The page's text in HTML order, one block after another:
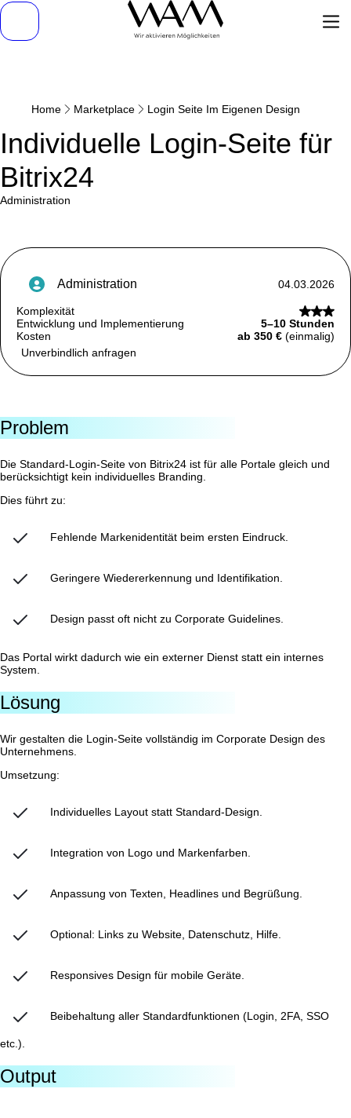
Home Marketplace Login Seite Im Eigenen Design
Individuelle Login-Seite für
Bitrix24
administration
administration 04.03.2026
Komplexität
Entwicklung und Implementierung
5–10 Stunden
Kosten
ab 350 € (einmalig)
Unverbindlich anfragen
Problem
Die Standard-Login-Seite von Bitrix24 ist für alle Portale gleich und
berücksichtigt kein individuelles Branding.
Dies führt zu:
Fehlende Markenidentität beim ersten Eindruck.
Geringere Wiedererkennung und Identifikation.
Design passt oft nicht zu Corporate Guidelines.
Das Portal wirkt dadurch wie ein externer Dienst statt ein internes
System.
Lösung
Wir gestalten die Login-Seite vollständig im Corporate Design des
Unternehmens.
Umsetzung:
Individuelles Layout statt Standard-Design.
Integration von Logo und Markenfarben.
Anpassung von Texten, Headlines und Begrüßung.
Optional: Links zu Website, Datenschutz, Hilfe.
Responsives Design für mobile Geräte.
Beibehaltung aller Standardfunktionen (Login, 2FA, SSO
etc.).
Output